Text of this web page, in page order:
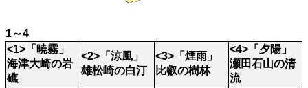
1～4
<1>「暁霧」
海津大崎の岩
礁
<2>「涼風」
雄松崎の白汀
<3>「煙雨」
比叡の樹林
<4>「夕陽」
瀬田石山の清
流